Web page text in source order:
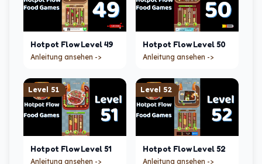
Hotpot Flow Level49
Anleitung ansehen ->
Hotpot Flow Level50
Anleitung ansehen ->
Level 51
Hotpot Flow Level51
Anleitung ansehen ->
Level 52
Hotpot Flow Level52
Anleitung ansehen ->